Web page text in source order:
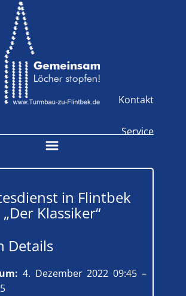
Kontakt
Service
in Flintbek
„Der Klassiker“
Details
4. Dezember 2022 09:45 –